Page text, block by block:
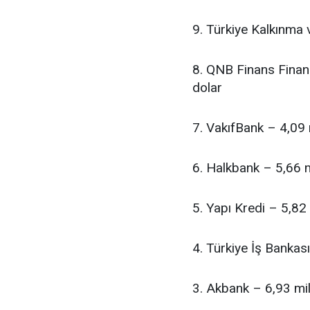
9. Türkiye Kalkınma
8. QNB Finans
dolar
7. VakıfBank –
6. Halkbank – 5,66
5. Yapı Kredi –
4. Türkiye İş
3. Akbank – 6,93